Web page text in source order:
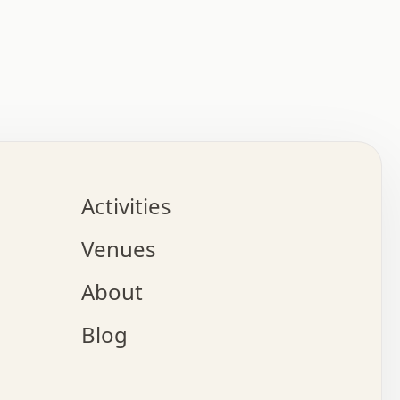
.   .   .   .   .   .   .   .   x   .   .   .   .
o   .   .   .   .   .   .   .   .   x   .   .   .
.   .   .   :   .   .   .   x   .   .   .   :   .
.   .   .   +   .   .   .   .   .   .   .   .   x
.   .   x   .   .   .   .   .   .   :   .   .   .
.   .   .   .   .   +   .   .   .   .   x   .   .
.   .   .   .   x   .   .   o   .   .   .   .   .
.   .   .   .   .   .   .   .   .   .   .   .   .
x   .   .   .   .   .   +   .   .   x   .   .   .
.   .   .   .   +   o   .   .   .   .   .   x   .
Activities
Venues
About
Blog